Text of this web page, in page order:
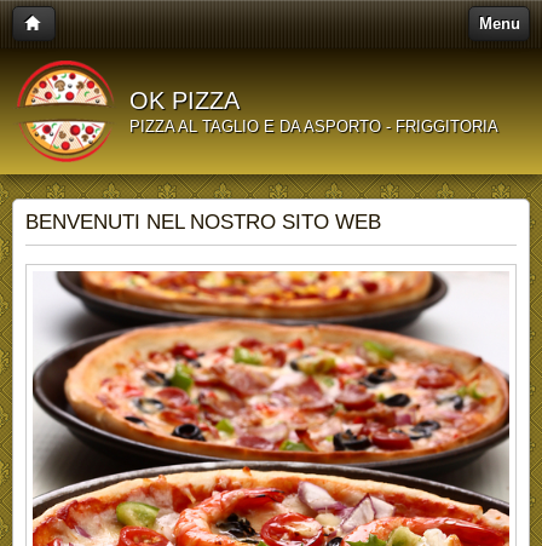
Menu
OK PIZZA
PIZZA AL TAGLIO E DA ASPORTO - FRIGGITORIA
BENVENUTI NEL NOSTRO SITO WEB